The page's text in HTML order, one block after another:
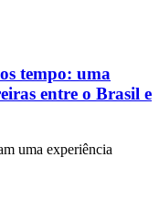
tempo: uma
entre o Brasil e
uma experiência